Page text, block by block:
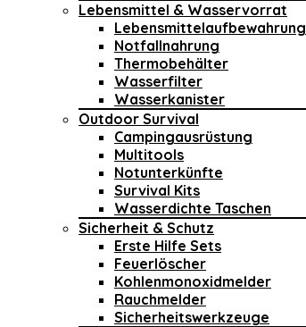
Lebensmittel & Wasservorrat
Lebensmittelaufbewahrung
Notfallnahrung
Thermobehälter
Wasserfilter
Wasserkanister
Outdoor Survival
Campingausrüstung
Multitools
Notunterkünfte
Survival Kits
Wasserdichte Taschen
Sicherheit & Schutz
Erste Hilfe Sets
Feuerlöscher
Kohlenmonoxidmelder
Rauchmelder
Sicherheitswerkzeuge